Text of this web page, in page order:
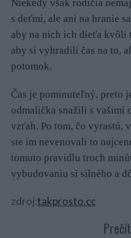
Niekedy však rodičia
s deťmi, ale ani na hranie
aby na nich ich dieťa kvôli
aby si vyhradili čas na to,
potomok.
Čas je pominuteľný, preto
odmalička snažili s vašimi
vzťah. Po tom, čo vyrastú,
ste im nevenovali to
tomuto pravidlu troch
vybudovaniu si silného a
zdroj:takprosto.cc